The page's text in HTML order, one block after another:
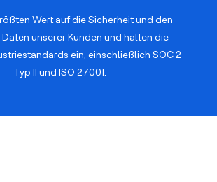
Wert auf die Sicherheit und den
unserer Kunden und halten die
ein, einschließlich SOC 2
Typ II und ISO 27001.